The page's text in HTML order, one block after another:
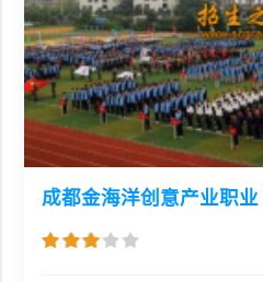
成都金海洋创意产业职业